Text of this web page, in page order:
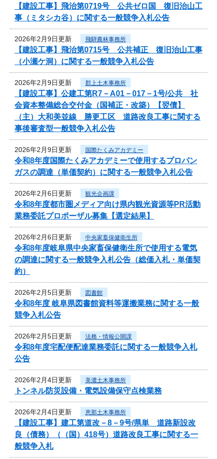
【建設工事】飛治第0719号 公共ゼロ国 復旧治山工
事（ミタシカ谷）に関する一般競争入札公告
2026年2月9日更新 飛騨農林事務所
【建設工事】飛治第0715号 公共補正 復旧治山工事
（小瀬ケ洞）に関する一般競争入札公告
2026年2月9日更新 郡上土木事務所
【建設工事】公建工第R7－A01－017－1号/公共 社
会資本整備総合交付金（国補正・改築）【翌債】
（主）大和美並線 勝更工区 道路改良工事に関する
事後審査型一般競争入札公告
2026年2月9日更新 国際たくみアカデミー
令和8年度国際たくみアカデミーで使用するプロパン
ガスの調達（単価契約）に関する一般競争入札公告
2026年2月6日更新 観光企画課
令和8年度都市圏メディア向け県内観光資源等PR活動
業務委託プロポーザル募集【選定結果】
2026年2月6日更新 中央家畜保健衛生所
令和8年度岐阜県中央家畜保健衛生所で使用する電気
の調達に関する一般競争入札公告（総価入札・単価契
約）
2026年2月5日更新 図書館
令和8年度 岐阜県図書館資料等運搬業務に関する一般
競争入札公告
2026年2月5日更新 法務・情報公開課
令和8年度宅配便配達業務委託に関する一般競争入札
公告
2026年2月4日更新 美濃土木事務所
トンネル防災設備・電気設備保守点検業務
2026年2月4日更新 恵那土木事務所
【建設工事】建工第道改－8－9号/県単 道路新設改
良（債務）（（国）418号）道路改良工事に関する一
般競争入札